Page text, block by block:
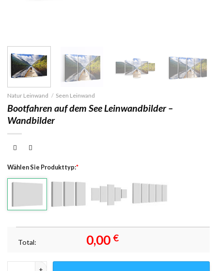
Natur Leinwand / Seen Leinwand
Bootfahren auf dem See Leinwandbilder –
Wandbilder
Wählen Sie Produkttyp:*
Total: 0,00 €